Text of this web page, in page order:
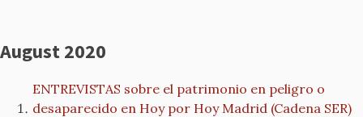
August 2020
ENTREVISTAS sobre el patrimonio en peligro o
desaparecido en Hoy por Hoy Madrid (Cadena SER)